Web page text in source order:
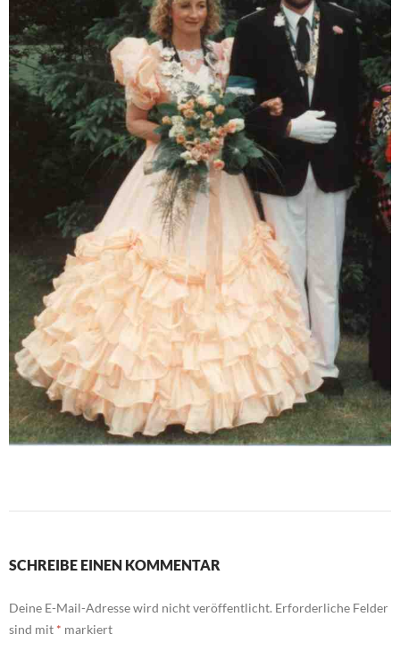
SCHREIBE EINEN KOMMENTAR
Deine E-Mail-Adresse wird nicht veröffentlicht. Erforderliche Felder
sind mit * markiert